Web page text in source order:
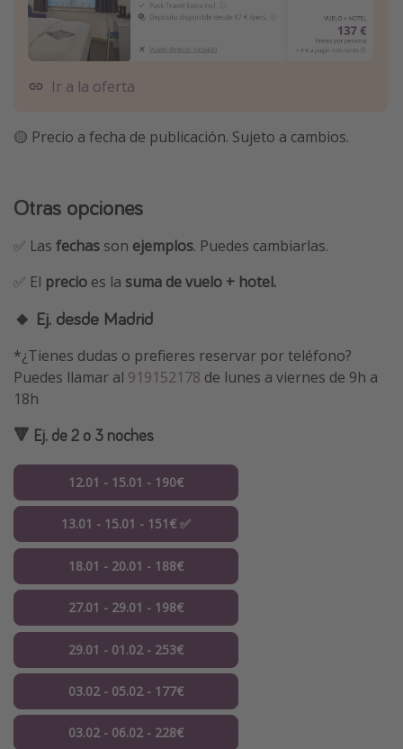
Ir a la oferta
🟡 Precio a fecha de publicación. Sujeto a cambios.
Otras opciones
✅ Las fechas son ejemplos. Puedes cambiarlas.
✅ El precio es la suma de vuelo + hotel.
🔸 Ej. desde Madrid
*¿Tienes dudas o prefieres reservar por teléfono?
Puedes llamar al 919152178 de lunes a viernes de 9h a
18h
🔻 Ej. de 2 o 3 noches
12.01 - 15.01 - 190€
13.01 - 15.01 - 151€ ✅
18.01 - 20.01 - 188€
27.01 - 29.01 - 198€
29.01 - 01.02 - 253€
03.02 - 05.02 - 177€
03.02 - 06.02 - 228€